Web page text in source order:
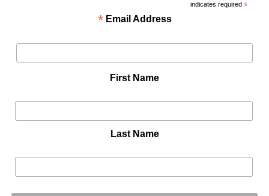
*
indicates required
Email Address
*
First Name
Last Name